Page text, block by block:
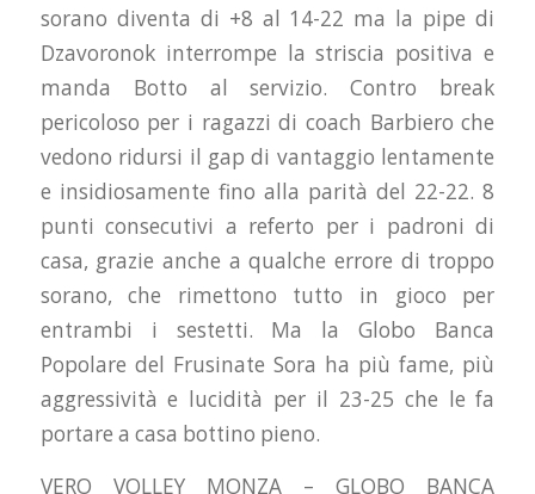
sorano diventa di +8 al 14-22 ma la pipe di
Dzavoronok interrompe la striscia positiva e
manda Botto al servizio. Contro break
pericoloso per i ragazzi di coach Barbiero che
vedono ridursi il gap di vantaggio lentamente
e insidiosamente fino alla parità del 22-22. 8
punti consecutivi a referto per i padroni di
casa, grazie anche a qualche errore di troppo
sorano, che rimettono tutto in gioco per
entrambi i sestetti. Ma la Globo Banca
Popolare del Frusinate Sora ha più fame, più
aggressività e lucidità per il 23-25 che le fa
portare a casa bottino pieno.
VERO VOLLEY MONZA – GLOBO BANCA